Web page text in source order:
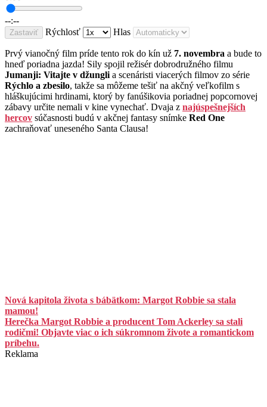
--:--
Zastaviť Rýchlosť Hlas
Prvý vianočný film príde tento rok do kín už 7. novembra a bude to
hneď poriadna jazda! Sily spojil režisér dobrodružného filmu
Jumanji: Vitajte v džunglia scenáristi viacerých filmov zo série
Rýchlo a zbesilo, takže sa môžeme tešiť na akčný veľkofilm s
hláškujúcimi hrdinami, ktorý by fanúšikovia poriadnej popcornovej
zábavy určite nemali v kine vynechať. Dvaja z najúspešnejších
hercov súčasnosti budú v akčnej fantasy snímke Red One
zachraňovať uneseného Santa Clausa!
Nová kapitola života s bábätkom: Margot Robbie sa stala
mamou!
Herečka Margot Robbie a producent Tom Ackerley sa stali
rodičmi! Objavte viac o ich súkromnom živote a romantickom
príbehu.
Reklama